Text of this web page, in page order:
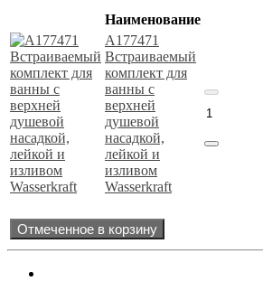
Наименование
A177471
Встраиваемый
комплект для
ванны с
верхней
душевой
насадкой,
лейкой и
изливом
Wasserkraft
Отмеченное в корзину